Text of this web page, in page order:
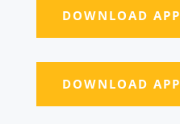
DOWNLOAD
DOWNLOAD